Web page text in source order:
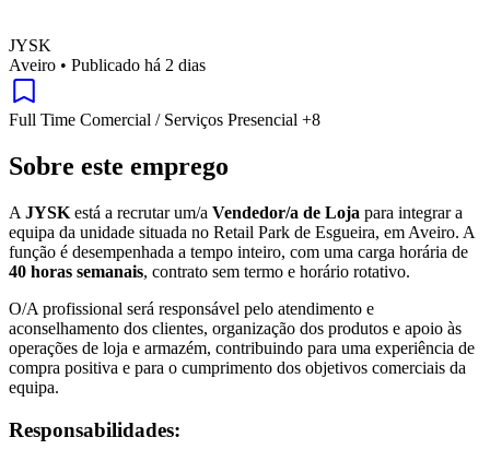
JYSK
Aveiro • Publicado há 2 dias
Full Time Comercial / Serviços Presencial +8
Sobre este emprego
A JYSK está a recrutar um/a Vendedor/a de Loja para integrar a
equipa da unidade situada no Retail Park de Esgueira, em Aveiro. A
função é desempenhada a tempo inteiro, com uma carga horária de
40 horas semanais, contrato sem termo e horário rotativo.
O/A profissional será responsável pelo atendimento e
aconselhamento dos clientes, organização dos produtos e apoio às
operações de loja e armazém, contribuindo para uma experiência de
compra positiva e para o cumprimento dos objetivos comerciais da
equipa.
Responsabilidades: